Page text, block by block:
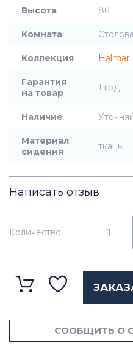
Высота 86
Комната
Коллекция Halmar
Гарантия
на товар
1 год
Наличие
Материал
сидения
ткань
Написать отзыв
Количество
СООБЩИТЬ О